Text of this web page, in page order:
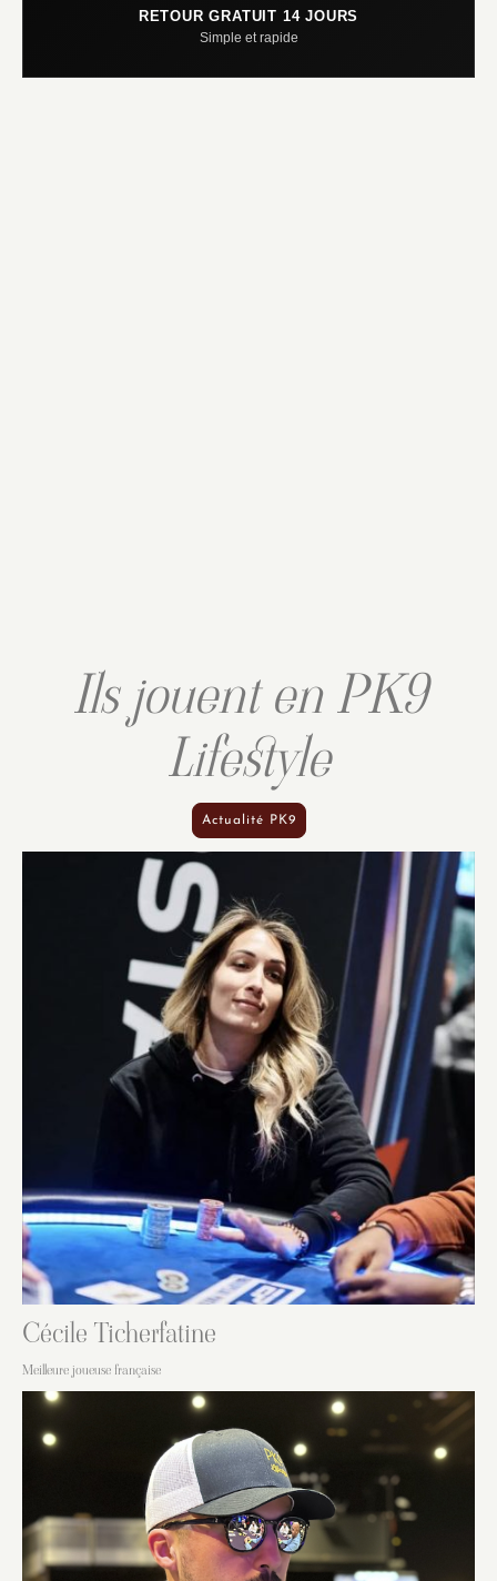
RETOUR GRATUIT 14 JOURS
Simple et rapide
Ils jouent en PK9
Lifestyle
Actualité PK9
Cécile Ticherfatine
Meilleure joueuse française